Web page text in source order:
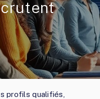
profils qualifiés,